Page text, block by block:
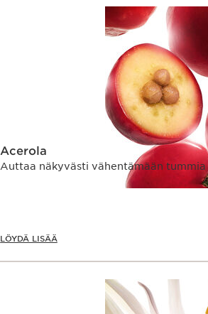
Acerola
Auttaa näkyvästi vähentämään
LÖYDÄ LISÄÄ